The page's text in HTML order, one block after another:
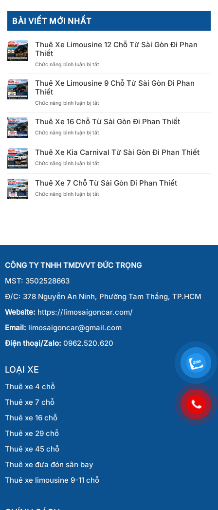
BÀI VIẾT MỚI NHẤT
Thuê Xe Limousine 12 Chỗ Từ Sài Gòn Đi Phan
Thiết
Chức năng bình luận bị tắt
Xe
Limousine
Chỗ
Sài
Gòn
Đi
Thiết
Thuê Xe Limousine 9 Chỗ Từ Sài Gòn Đi Phan
Thiết
Chức năng bình luận bị tắt
Xe
Limousine
9
Từ
Sài
Gòn
Phan
Thiết
Thuê Xe 16 Chỗ Từ Sài Gòn Đi Phan Thiết
Chức năng bình luận bị tắt
16
Chỗ
Sài
Gòn
Đi
Thuê Xe Kia Carnival Từ Sài Gòn Đi Phan Thiết
Chức năng bình luận bị tắt
Kia
Carnival
Thuê Xe 7 Chỗ Từ Sài Gòn Đi Phan Thiết
Chức năng bình luận bị tắt
Phan
CÔNG TY TNHH TMDVVT ĐỨC TRỌNG
MST: 3502528663
Đ/C: 378 Nguyễn An Ninh, Phường Tam Thắng, TP.HCM
Website: https://limosaigoncar.com/
Email: limosaigoncar@gmail.com
Điện thoại/Zalo: 0962.520.620
LOẠI XE
Thuê xe 4 chỗ
Thuê xe 7 chỗ
Thuê xe 16 chỗ
Thuê xe 29 chỗ
Thuê xe 45 chỗ
Thuê xe đưa đón sân bay
Thuê xe limousine 9-11 chỗ